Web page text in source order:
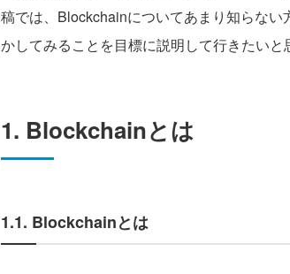
稿では、Blockchainについてあまり知らな
かしてみることを目標に説明して行きたいと
1. Blockchainとは
1.1. Blockchainとは